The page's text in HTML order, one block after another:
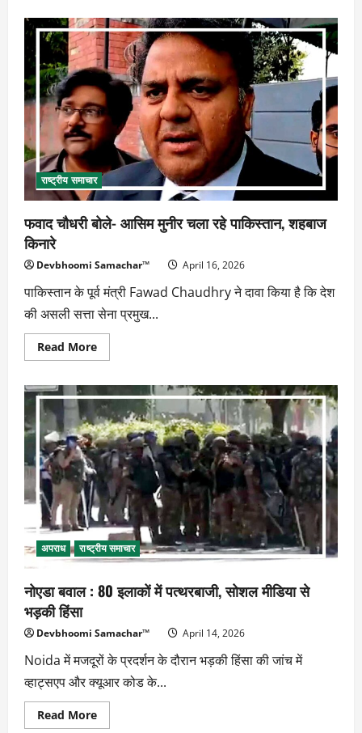
अपार्टमेंट
हत्याकांड:
मामूली
झगड़े
ने
दो
जिंदगियां
राष्ट्रीय समाचार
फवाद चौधरी बोले- आसिम मुनीर चला रहे पाकिस्तान, शहबाज
किनारे
Devbhoomi Samachar™ April 16, 2026
पाकिस्तान के पूर्व मंत्री Fawad Chaudhry ने दावा किया है कि देश
की असली सत्ता सेना प्रमुख...
Read MoreRead
more
चौधरी
बोले-
आसिम
मुनीर
चला
रहे
पाकिस्तान,
शहबाज
किनारे
अपराध राष्ट्रीय समाचार
नोएडा बवाल : 80 इलाकों में पत्थरबाजी, सोशल मीडिया से
भड़की हिंसा
Devbhoomi Samachar™ April 14, 2026
Noida में मजदूरों के प्रदर्शन के दौरान भड़की हिंसा की जांच में
व्हाट्सएप और क्यूआर कोड के...
Read MoreRead
more